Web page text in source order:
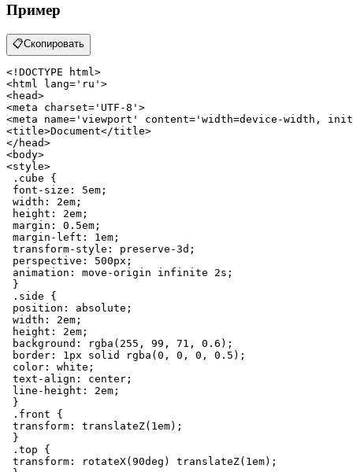
Пример
📋Скопировать
<!DOCTYPE html >
<html lang= 'ru' >
<head>
<meta charset= 'UTF-8' >
<meta name= 'viewport' content= 'width=device-width,
<title>Document</title>
</ head>
<body>
<style>
.cube {
font-size : 5em ;
width : 2em ;
height : 2em ;
margin : 0.5em ;
margin-left : 1em ;
transform-style : preserve-3d;
perspective : 500px ;
animation : move-origin infinite 2s ;
}
.side {
position : absolute;
width : 2em ;
height : 2em ;
background : rgba ( 255 , 99 , 71 , 0.6 );
border : 1px solid rgba (0 , 0 , 0 , 0.5 );
color : white;
text-align : center;
line-height : 2em ;
}
.front {
transform : translateZ( 1em);
}
.top {
transform : rotateX(90deg ) translateZ( 1em);